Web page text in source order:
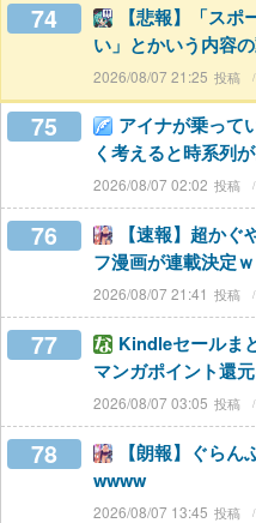
74
【悲報】「ス
い」とかいう内容
2026/08/07 21:25
75
アイナが乗って
く考えると時系列
2026/08/07 02:02
76
【速報】超か
フ漫画が連載決定
2026/08/07 21:41
77
Kindleセールま
マンガポイント還
2026/08/07 03:05
78
【朗報】ぐら
wwww
2026/08/07 13:45